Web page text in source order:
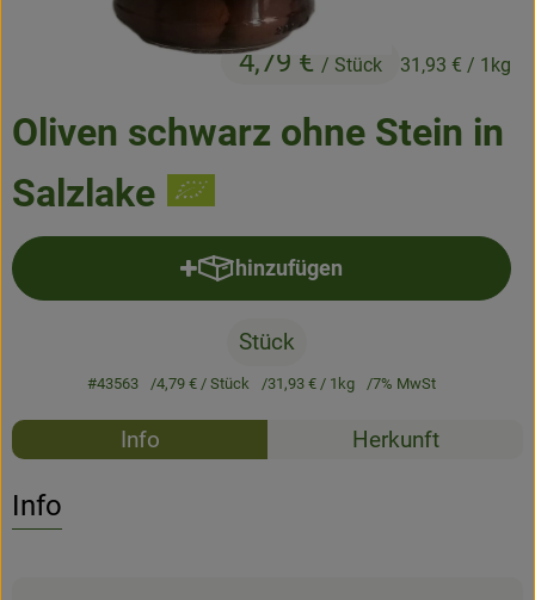
Jobkiste
Oliven schwarz ohne Stein in
Salzlake
4,79 € / Stück 31,93 € / 1kg
hinzufügen
Produkt zum Warenkorb
Stück
#43563 4,79 € / Stück 31,93 € / 1kg 7% MwSt
Rezepte
Info Herkunft
Info